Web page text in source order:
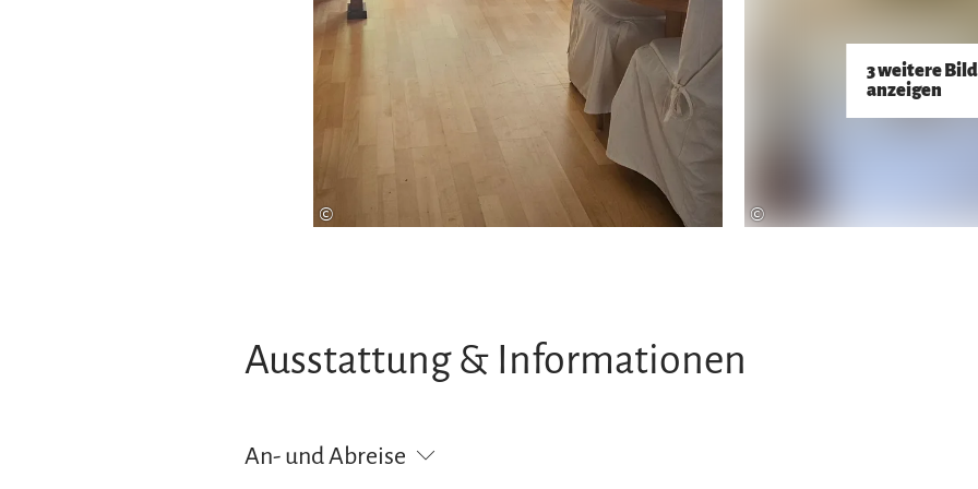
3 weitere
anzeigen
© ©
Ausstattung & Informationen
An- und Abreise